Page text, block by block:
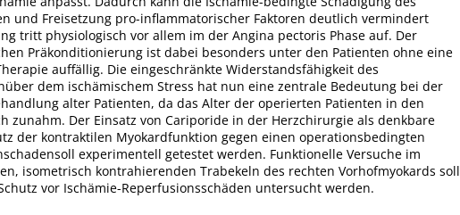
und Freisetzung pro-inflammatorischer Faktoren deutlich vermindert
tritt physiologisch vor allem im der Angina pectoris Phase auf. Der
Präkonditionierung ist dabei besonders unter den Patienten ohne eine
auffällig. Die eingeschränkte Widerstandsfähigkeit des
dem ischämischem Stress hat nun eine zentrale Bedeutung bei der
alter Patienten, da das Alter der operierten Patienten in den
zunahm. Der Einsatz von Cariporide in der Herzchirurgie als denkbare
der kontraktilen Myokardfunktion gegen einen operationsbedingten
experimentell getestet werden. Funktionelle Versuche im
isometrisch kontrahierenden Trabekeln des rechten Vorhofmyokards soll
vor Ischämie-Reperfusionsschäden untersucht werden.